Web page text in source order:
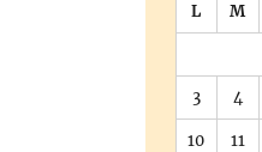
L M
3 4
10 11